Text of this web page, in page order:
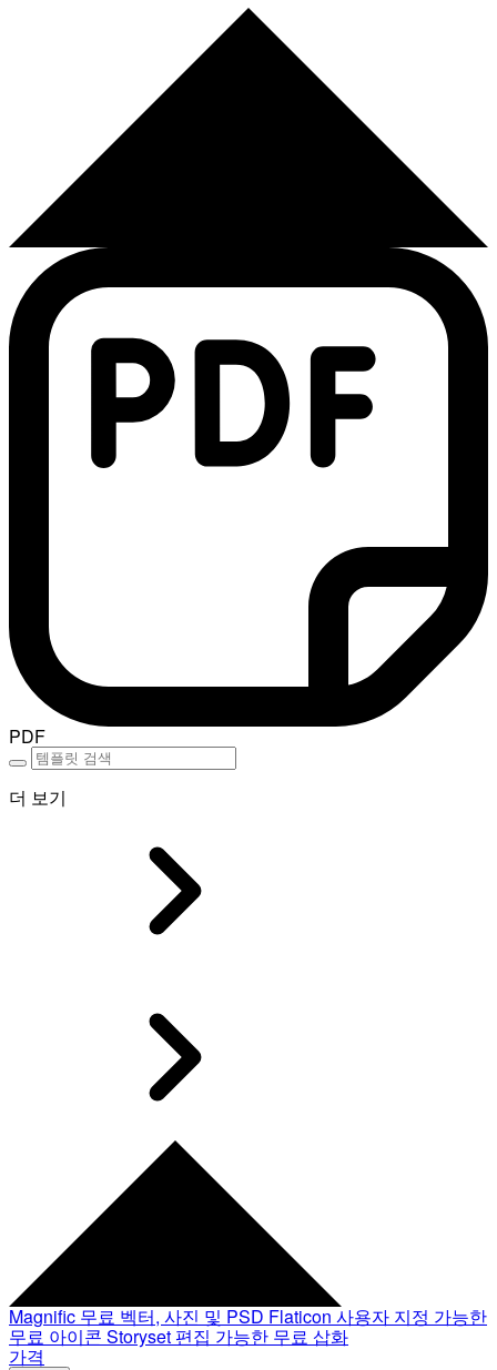
PDF
더 보기
Magnific 무료 벡터, 사진 및 PSD Flaticon 사용자 지정 가능한
무료 아이콘 Storyset 편집 가능한 무료 삽화
가격